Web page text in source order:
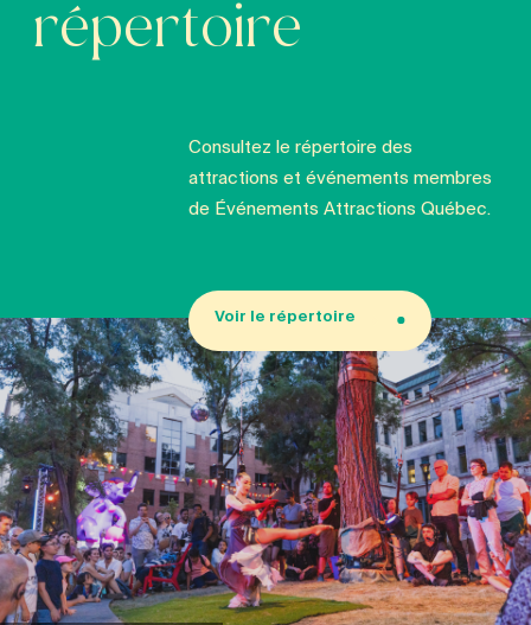
répertoire
Consultez le répertoire des
attractions et événements membres
de Événements Attractions Québec.
Voir le répertoire